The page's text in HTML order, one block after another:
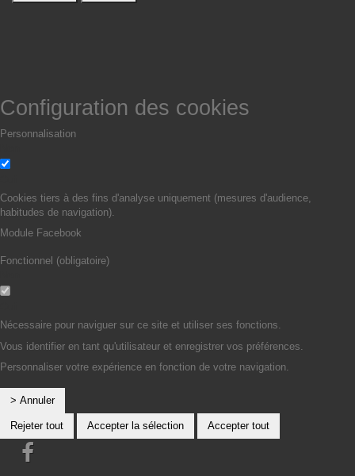
Configuration des cookies
Personnalisation
Cookies tiers à des fins d'analyse uniquement (mesures d'audience,
habitudes de navigation).
Module Facebook
Fonctionnel (obligatoire)
Nécessaire pour naviguer sur ce site et utiliser ses fonctions.
Vous identifier en tant qu'utilisateur et enregistrer vos préférences.
Personnaliser votre expérience en fonction de votre navigation.
> Annuler
Rejeter tout Accepter la sélection Accepter tout